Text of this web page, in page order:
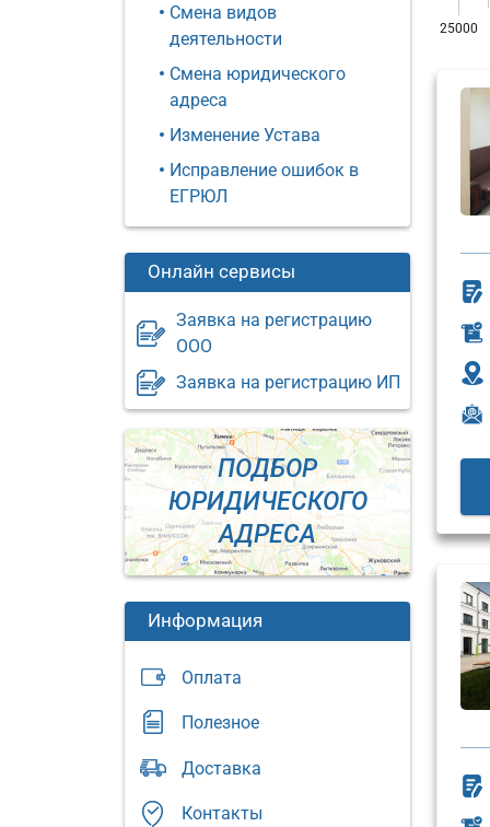
Смена видов
деятельности
Смена юридического
адреса
Изменение Устава
Исправление ошибок в
ЕГРЮЛ
Онлайн сервисы
Заявка на регистрацию
ООО
Заявка на регистрацию ИП
ПОДБОР
ЮРИДИЧЕСКОГО
АДРЕСА
Информация
Оплата
Полезное
Доставка
Контакты
адрес:
Москва,
адрес: